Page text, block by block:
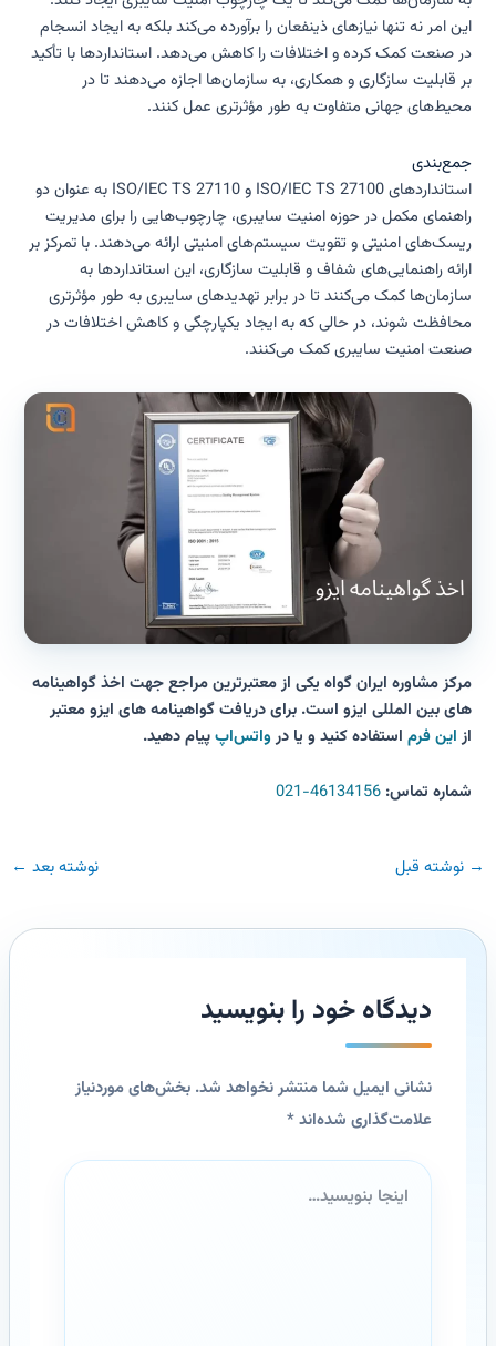
این امر نه تنها نیازهای ذینفعان را برآورده می‌کند بلکه به ایجاد انسجام
در صنعت کمک کرده و اختلافات را کاهش می‌دهد. استانداردها با تأکید
بر قابلیت سازگاری و همکاری، به سازمان‌ها اجازه می‌دهند تا در
محیط‌های جهانی متفاوت به طور مؤثرتری عمل کنند.
جمع‌بندی
استانداردهای ISO/IEC TS 27100 و ISO/IEC TS 27110 به عنوان دو
راهنمای مکمل در حوزه امنیت سایبری، چارچوب‌هایی را برای مدیریت
ریسک‌های امنیتی و تقویت سیستم‌های امنیتی ارائه می‌دهند. با تمرکز بر
ارائه راهنمایی‌های شفاف و قابلیت سازگاری، این استانداردها به
سازمان‌ها کمک می‌کنند تا در برابر تهدیدهای سایبری به طور مؤثرتری
محافظت شوند، در حالی که به ایجاد یکپارچگی و کاهش اختلافات در
صنعت امنیت سایبری کمک می‌کنند.
مرکز مشاوره ایران گواه یکی از معتبرترین مراجع جهت اخذ گواهینامه
های بین المللی ایزو است. برای دریافت گواهینامه های ایزو معتبر
از این فرم استفاده کنید و یا درواتس‌اپپیام دهید.
شماره تماس: 46134156-021
→ نوشته قبل نوشته بعد ←
دیدگاه‌ خود را بنویسید
نشانی ایمیل شما منتشر نخواهد شد. بخش‌های موردنیاز
علامت‌گذاری شده‌اند*
اینجا
بنویسید…